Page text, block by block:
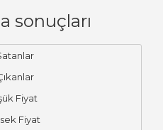
sonuçları
Fiyat
Fiyat